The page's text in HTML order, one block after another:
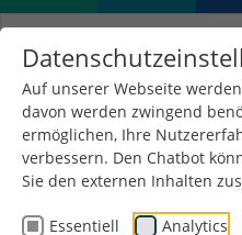
Auf unserer Webseite
davon werden zwingend
ermöglichen, Ihre
verbessern. Den Chatbot
Sie den externen Inhalten
Essentiell Analytics
Strukturelle
der